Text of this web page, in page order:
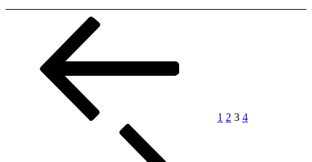
Beitragsnavigation
1 2 3 4